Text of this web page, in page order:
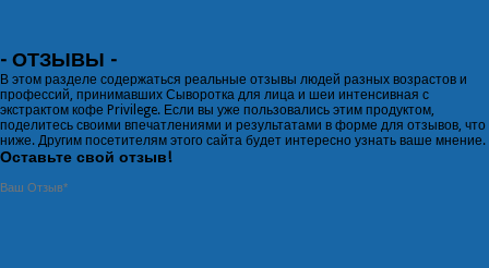
- ОТЗЫВЫ -
В этом разделе содержаться реальные отзывы людей разных возрастов и
профессий, принимавших Сыворотка для лица и шеи интенсивная с
экстрактом кофе Privilege. Если вы уже пользовались этим продуктом,
поделитесь своими впечатлениями и результатами в форме для отзывов, что
ниже. Другим посетителям этого сайта будет интересно узнать ваше мнение.
Оставьте свой отзыв!